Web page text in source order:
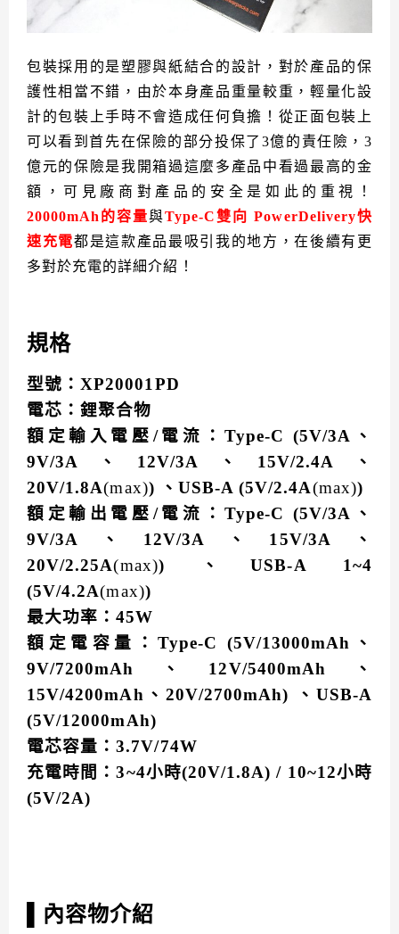
包裝採用的是塑膠與紙結合的設計，對於產品的保
護性相當不錯，由於本身產品重量較重，輕量化設
計的包裝上手時不會造成任何負擔！從正面包裝上
可以看到首先在保險的部分投保了3億的責任險，3
億元的保險是我開箱過這麼多產品中看過最高的金
額，可見廠商對產品的安全是如此的重視！
20000mAh的容量與Type-C雙向 PowerDelivery快
速充電都是這款產品最吸引我的地方，在後續有更
多對於充電的詳細介紹！
規格
型號：XP20001PD
電芯：鋰聚合物
額定輸入電壓/電流：Type-C (5V/3A、
9V/3A、12V/3A、15V/2.4A、
20V/1.8A(max)) 、USB-A (5V/2.4A(max))
額定輸出電壓/電流：Type-C (5V/3A、
9V/3A、12V/3A、15V/3A、
20V/2.25A(max)) 、USB-A 1~4
(5V/4.2A(max))
最大功率：45W
額定電容量：Type-C (5V/13000mAh、
9V/7200mAh、12V/5400mAh、
15V/4200mAh、20V/2700mAh) 、USB-A
(5V/12000mAh)
電芯容量：3.7V/74W
充電時間：3~4小時(20V/1.8A) / 10~12小時
(5V/2A)
▌內容物介紹